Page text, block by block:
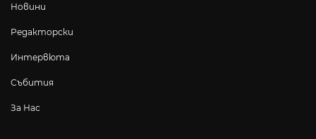
Новини
Редакторски
Интервюта
Събития
За Нас